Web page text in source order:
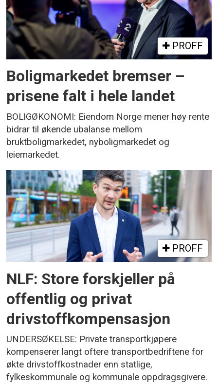
PROFF
Boligmarkedet bremser –
prisene falt i hele landet
BOLIGØKONOMI: Eiendom Norge mener høy rente
bidrar til økende ubalanse mellom
bruktboligmarkedet, nyboligmarkedet og
leiemarkedet.
PROFF
NLF: Store forskjeller på
offentlig og privat
drivstoffkompensasjon
UNDERSØKELSE: Private transportkjøpere
kompenserer langt oftere transportbedriftene for
økte drivstoffkostnader enn statlige,
fylkeskommunale og kommunale oppdragsgivere.